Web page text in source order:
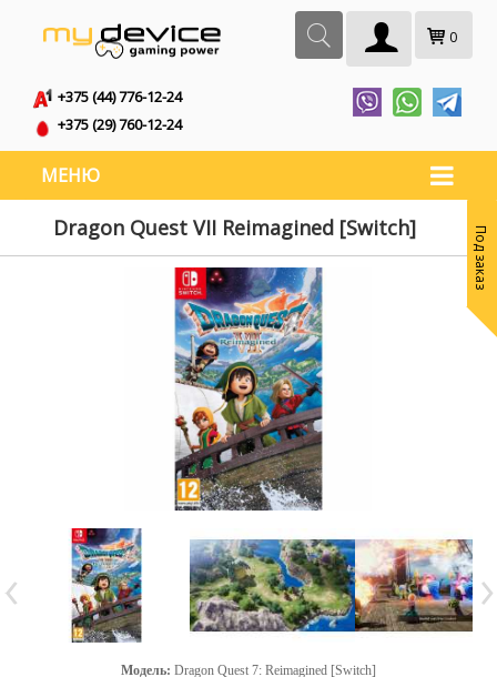
0
+375 (44) 776-12-24
+375 (29) 760-12-24
МЕНЮ
Dragon Quest VII Reimagined [Switch]
Модель: Dragon Quest 7: Reimagined [Switch]
Под заказ